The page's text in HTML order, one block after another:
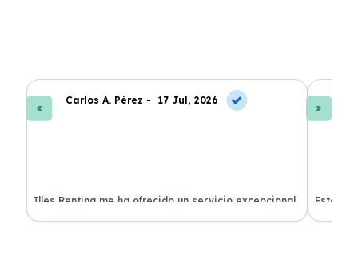
Carlos A. Pérez - 17 Jul, 2026
Illes Renting me ha ofrecido un servicio excepcional.
Su atención al cliente es muy buena y el coche llegó
Estoy
nuevo y